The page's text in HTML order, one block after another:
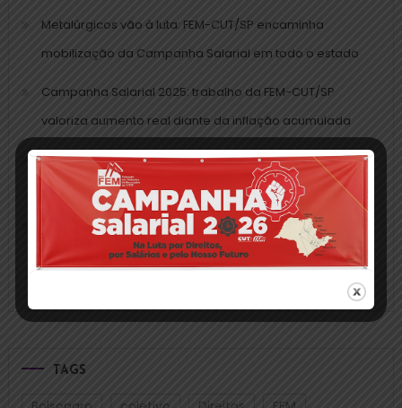
Metalúrgicos vão à luta: FEM-CUT/SP encaminha
mobilização da Campanha Salarial em todo o estado
Campanha Salarial 2025: trabalho da FEM-CUT/SP
valoriza aumento real diante da inflação acumulada
FEM-CUT/SP assina CCTs da Campanha Salarial 2025
com mais quatro grupos patronais
Momento histórico: FEM-CUT/SP assina acordo da
Campanha Salarial na data-base da categoria pela
TAGS